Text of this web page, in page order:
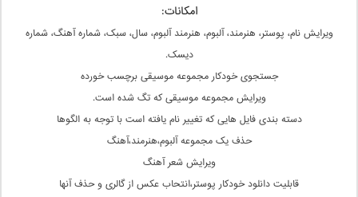
امکانات:
ویرایش نام، پوستر، هنرمند، آلبوم، هنرمند آلبوم، سال، سبک، شماره آهنگ، شماره
دیسک.
جستجوی خودکار مجموعه موسیقی برچسب خورده
ویرایش مجموعه موسیقی که تگ شده است.
دسته بندی فایل هایی که تغییر نام یافته است با توجه به الگوها
حذف یک مجموعه آلبوم،هنرمند،آهنگ
ویرایش شعر آهنگ
قابلیت دانلود خودکار پوستر،انتحاب عکس از گالری و حذف آنها